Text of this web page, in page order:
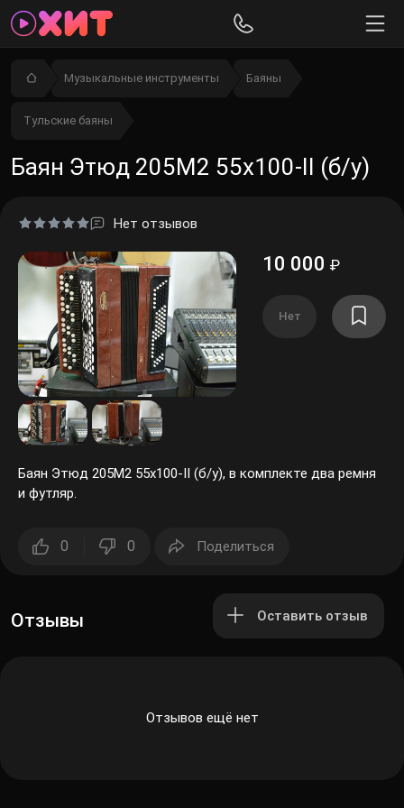
Музыкальные инструменты Баяны
Тульские баяны
Баян Этюд 205М2 55х100-II (б/у)
Нет отзывов
10 000 ₽
Нет
Баян Этюд 205М2 55х100-II (б/у), в комплекте два ремня
и футляр.
0 0 Поделиться
Отзывы Оставить отзыв
Отзывов ещё нет